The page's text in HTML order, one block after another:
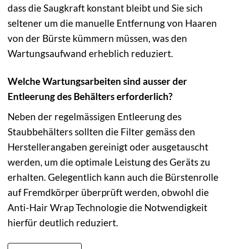
dass die Saugkraft konstant bleibt und Sie sich
seltener um die manuelle Entfernung von Haaren
von der Bürste kümmern müssen, was den
Wartungsaufwand erheblich reduziert.
Welche Wartungsarbeiten sind ausser der
Entleerung des Behälters erforderlich?
Neben der regelmässigen Entleerung des
Staubbehälters sollten die Filter gemäss den
Herstellerangaben gereinigt oder ausgetauscht
werden, um die optimale Leistung des Geräts zu
erhalten. Gelegentlich kann auch die Bürstenrolle
auf Fremdkörper überprüft werden, obwohl die
Anti-Hair Wrap Technologie die Notwendigkeit
hierfür deutlich reduziert.